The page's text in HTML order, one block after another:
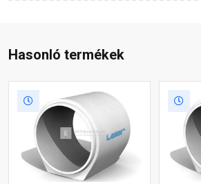
Hasonló termékek